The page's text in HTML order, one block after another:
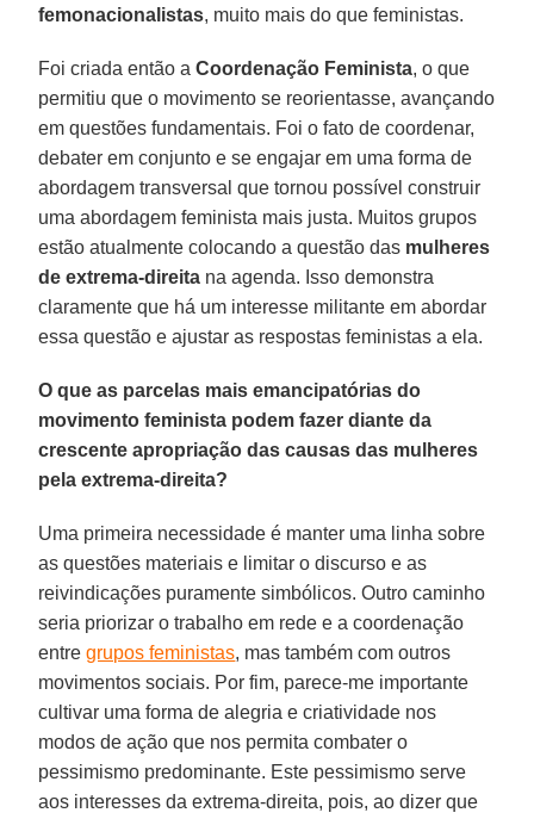
femonacionalistas, muito mais do que feministas.
Foi criada então aCoordenação Feminista, o que
permitiu que o movimento se reorientasse, avançando
em questões fundamentais. Foi o fato de coordenar,
debater em conjunto e se engajar em uma forma de
abordagem transversal que tornou possível construir
uma abordagem feminista mais justa. Muitos grupos
estão atualmente colocando a questão das mulheres
de extrema-direita na agenda. Isso demonstra
claramente que há um interesse militante em abordar
essa questão e ajustar as respostas feministas a ela.
O que as parcelas mais emancipatórias do
movimento feminista podem fazer diante da
crescente apropriação das causas das mulheres
pela extrema-direita?
Uma primeira necessidade é manter uma linha sobre
as questões materiais e limitar o discurso e as
reivindicações puramente simbólicos. Outro caminho
seria priorizar o trabalho em rede e a coordenação
entregrupos feministas, mas também com outros
movimentos sociais. Por fim, parece-me importante
cultivar uma forma de alegria e criatividade nos
modos de ação que nos permita combater o
pessimismo predominante. Este pessimismo serve
aos interesses da extrema-direita, pois, ao dizer que